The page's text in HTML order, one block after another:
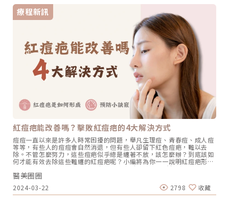
膚的表皮和真皮並未受到實質性的損傷。例如，被蚊蟲叮咬後留下的紅
腫就是一種表面性疤痕，而不是真正形成疤痕的成因。這種痕跡會隨著
時間逐漸淡化，因為身體會漸漸調整血管增生的部位，恢復到原本的狀
態。 萎縮形疤痕當原本支撐皮膚的組織流失後，皮膚受傷的部位膠原蛋
白、皮下組織的支撐力量就缺乏承受壓力，無法維持受傷區域的形狀。
這種情況通常出現在傷口已經痊癒，但持續受到拉扯或壓力，尤其是在
關節附近，例如，水痘或燒傷造成的疤痕就是一個常見的例子。 肥厚型
疤痕及蟹足腫蟹足腫和肥厚性疤痕的外觀和成因相似，有時候甚至難以
憑外觀區分。但肥厚性疤痕只會在原本受傷的地方，而且可能會漸漸變
小。但蟹足腫不同，它會向周圍蔓延，形成類似螃蟹腳的病變，並且不
會隨時間變小。當傷口癒合時，會生成過多的膠原蛋白，導致真皮組織
變得混亂、凸出，造成紅紅硬硬、無毛、會癢、會痛的疤痕。如果經常
抓或摩擦，就會像螃蟹腳一樣蔓延，超出原本傷口的範圍，就是我們常
說得「蟹足腫」。有些人從小在手臂上注射卡介苗的地方，成年後可能
會擴展，呈現出紅色的突起疤痕，這就是蟹足腫的一種表現。疤痕治療
的5大方法治療疤痕通常會使用物理、藥物、雷射或手術等方法來恢復
皮膚組織。治療方式視疤痕程度而定。例如，在處理新傷口時，可以注
射含有類固醇的消疤針，軟化疤痕，防止它擴大。對於嚴重外傷造成的
疤痕，可以考慮疤痕整形手術來美化疤痕。此外，雷射除疤常用於治療
痘疤，果酸換膚也是一種治療方法。整形手術也可用於改善疤痕外觀。
按摩按摩對肥厚或硬的疤痕有軟化的作用，但無法完全消除疤痕。此
外，手術後的患部縫合，患者可在疤痕形成之前選用美容膠帶、除疤凝
膠等產品來預防疤痕的形成。 類固醇與雷射治療疤痕通常要看時間點，
一般來說，在傷口癒合後的第1個月左右，這時血管生成較為活躍，建
議諮詢醫師並接受局部類固醇注射和雷射治療，來治療疤痕。實際上，
疤痕算是一種發炎的情況，因為在過程中血管會增生。而類固醇的主要
作用是抗發炎，所以透過注射類固醇可以阻止血管的增生，如此一來就
療程新訊
紅痘疤能改善嗎？擊敗紅痘疤的4大解決方式
痘痘一直以來是許多人時常困擾的問題，舉凡生理痘、青春痘、成人痘
等等，有些人的痘痘會自然消退，但有些人卻留下紅色痘疤，難以去
除。不管怎麼努力，這些痘疤似乎總是纏著不放，該怎麼辦？到底該如
何才能有效去除這些難纏的紅痘疤呢？小編將為你一一說明紅痘疤形成
的原因和預防的小訣竅，並分享紅痘疤4大解決方式，幫助你擺脫煩人
的痘疤問題。紅痘疤是如何形成？痘痘發炎嚴重時，會發生微血管擴
張、局部水腫，變成淡紅色、輕微腫脹的痘疤。但之後會因為時間的關
係，發炎狀況會逐漸減輕，微血管也會恢復正常，而紅色痘疤通常會漸
漸消退。若時間久了紅痘疤仍未消失，有可能因當初痘痘發炎情況較為
醫美圈圈
2024-03-22 2798 收藏